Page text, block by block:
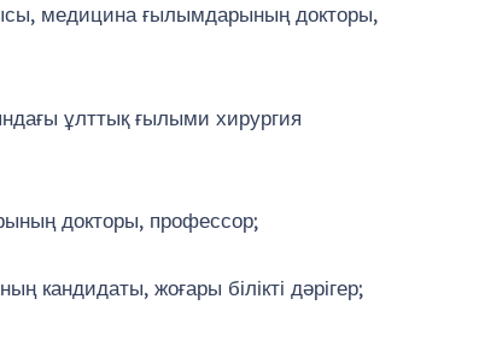
медицина ғылымдарының докторы,
ұлттық ғылыми хирургия
докторы, профессор;
жоғары білікті дәрігер;